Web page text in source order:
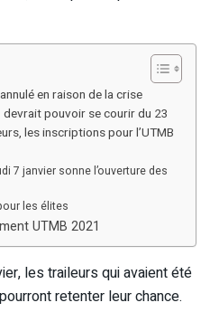
en raison de la crise
devrait pouvoir se courir du 23
les inscriptions pour l’UTMB
7 janvier sonne l’ouverture des
les élites
UTMB 2021
les traileurs qui avaient été
retenter leur chance.